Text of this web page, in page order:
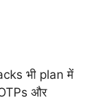
भी plan में
और